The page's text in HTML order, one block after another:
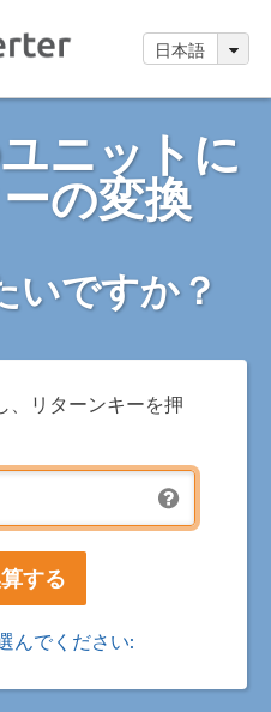
日本語
ニットに
の変換
いですか？
、リターンキーを押
んでください: